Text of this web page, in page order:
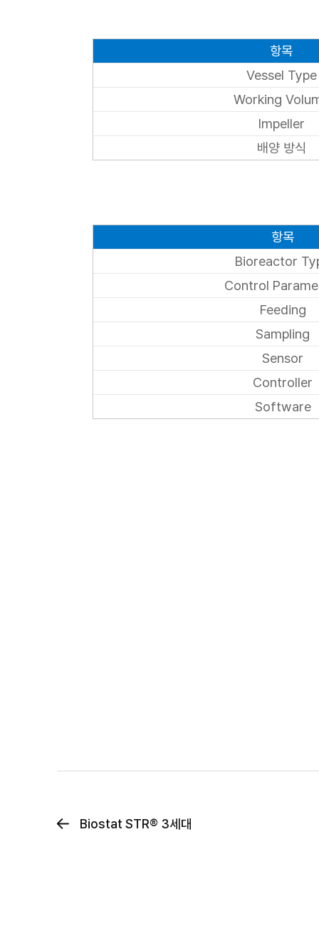
항목
Vessel Type
Working
Impeller
배양 방식
항목
Bioreactor
Control
Feeding
Sampling
Sensor
Controller
Software
Biostat STR® 3세대